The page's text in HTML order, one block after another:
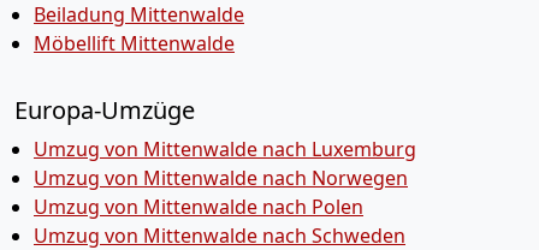
Beiladung Mittenwalde
Möbellift Mittenwalde
Europa-Umzüge
Umzug von Mittenwalde nach Luxemburg
Umzug von Mittenwalde nach Norwegen
Umzug von Mittenwalde nach Polen
Umzug von Mittenwalde nach Schweden